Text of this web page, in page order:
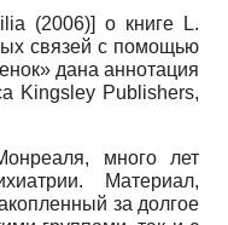
(2006)] о книге L.
связей с помощью
дана аннотация
Kingsley Publishers,
много лет
Материал,
за долгое